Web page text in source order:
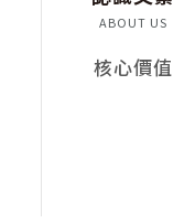
ABOUT US
核心價值